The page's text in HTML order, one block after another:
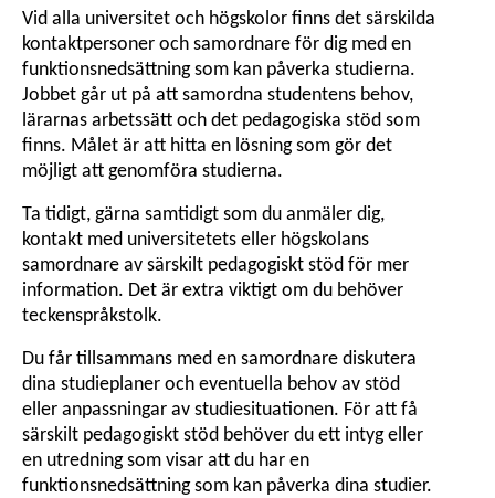
Vid alla universitet och högskolor finns det särskilda
kontaktpersoner och samordnare för dig med en
funktionsnedsättning som kan påverka studierna.
Jobbet går ut på att samordna studentens behov,
lärarnas arbetssätt och det pedagogiska stöd som
finns. Målet är att hitta en lösning som gör det
möjligt att genomföra studierna.
Ta tidigt, gärna samtidigt som du anmäler dig,
kontakt med universitetets eller högskolans
samordnare av särskilt pedagogiskt stöd för mer
information. Det är extra viktigt om du behöver
teckenspråkstolk.
Du får tillsammans med en samordnare diskutera
dina studieplaner och eventuella behov av stöd
eller anpassningar av studiesituationen. För att få
särskilt pedagogiskt stöd behöver du ett intyg eller
en utredning som visar att du har en
funktionsnedsättning som kan påverka dina studier.